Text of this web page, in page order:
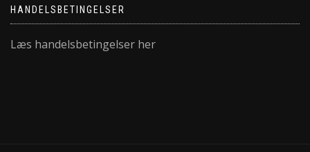
HANDELSBETINGELSER
Læs handelsbetingelser her